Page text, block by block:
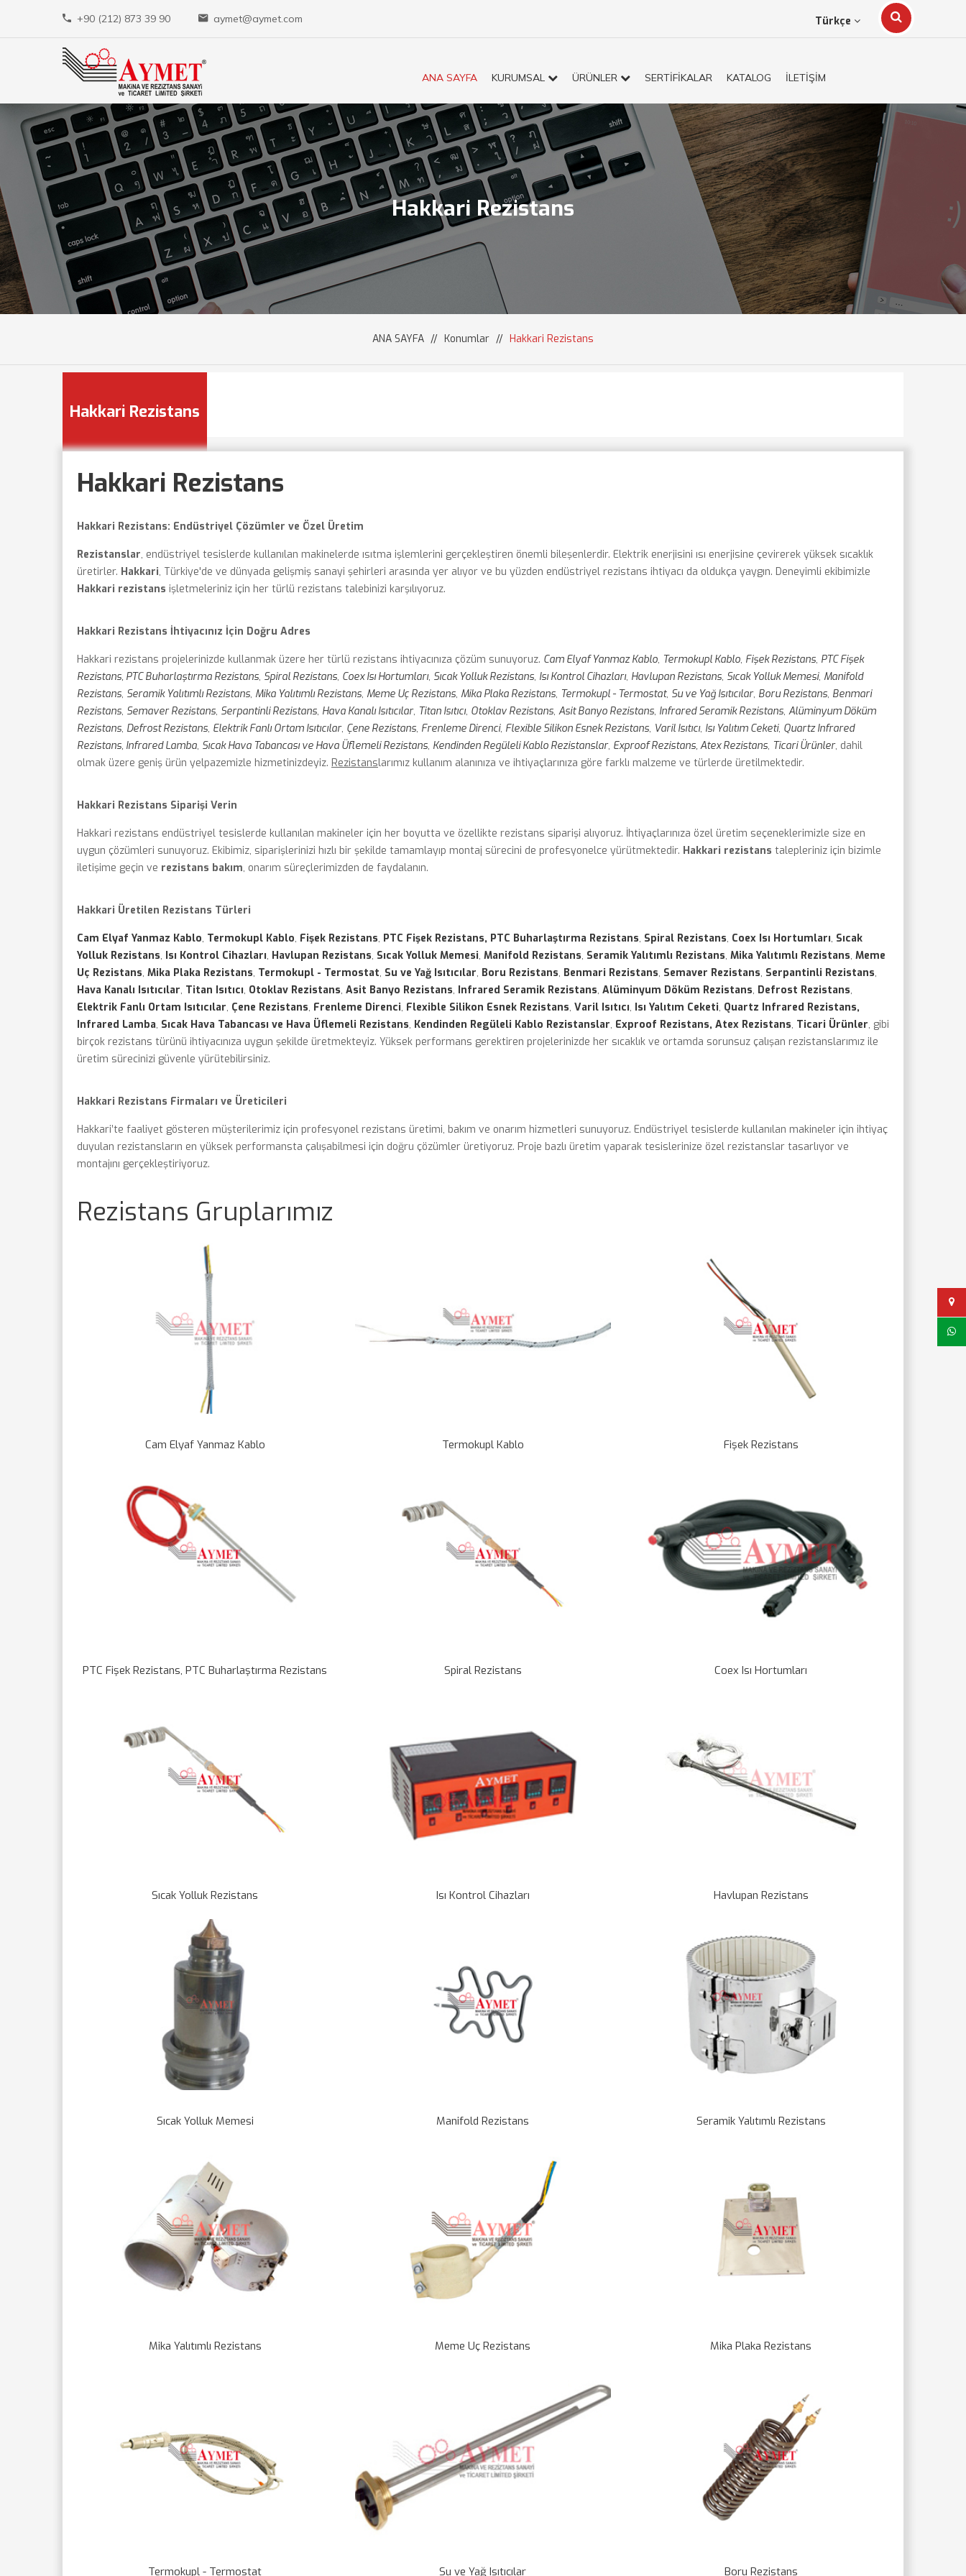
+90 (212) 873 39 90 aymet@aymet.com Türkçe
ANA SAYFA KURUMSAL ÜRÜNLER SERTİFİKALAR KATALOG İLETİŞİM
Hakkari Rezistans
ANA SAYFA // Konumlar // Hakkari Rezistans
Hakkari Rezistans
Hakkari Rezistans
Hakkari Rezistans: Endüstriyel Çözümler ve Özel Üretim
Rezistanslar, endüstriyel tesislerde kullanılan makinelerde ısıtma işlemlerini gerçekleştiren önemli bileşenlerdir. Elektrik enerjisini ısı enerjisine çevirerek yüksek sıcaklık
üretirler. Hakkari, Türkiye'de ve dünyada gelişmiş sanayi şehirleri arasında yer alıyor ve bu yüzden endüstriyel rezistans ihtiyacı da oldukça yaygın. Deneyimli ekibimizle
Hakkari rezistans işletmeleriniz için her türlü rezistans talebinizi karşılıyoruz.
Hakkari Rezistans İhtiyacınız İçin Doğru Adres
Hakkari rezistans projelerinizde kullanmak üzere her türlü rezistans ihtiyacınıza çözüm sunuyoruz. Cam Elyaf Yanmaz Kablo, Termokupl Kablo, Fişek Rezistans, PTC Fişek
Rezistans, PTC Buharlaştırma Rezistans, Spiral Rezistans, Coex Isı Hortumları, Sıcak Yolluk Rezistans, Isı Kontrol Cihazları, Havlupan Rezistans, Sıcak Yolluk Memesi, Manifold
Rezistans, Seramik Yalıtımlı Rezistans, Mika Yalıtımlı Rezistans, Meme Uç Rezistans, Mika Plaka Rezistans, Termokupl - Termostat, Su ve Yağ Isıtıcılar, Boru Rezistans, Benmari
Rezistans, Semaver Rezistans, Serpantinli Rezistans, Hava Kanalı Isıtıcılar, Titan Isıtıcı, Otoklav Rezistans, Asit Banyo Rezistans, Infrared Seramik Rezistans, Alüminyum Döküm
Rezistans, Defrost Rezistans, Elektrik Fanlı Ortam Isıtıcılar, Çene Rezistans, Frenleme Direnci, Flexible Silikon Esnek Rezistans, Varil Isıtıcı, Isı Yalıtım Ceketi, Quartz Infrared
Rezistans, Infrared Lamba, Sıcak Hava Tabancası ve Hava Üflemeli Rezistans, Kendinden Regüleli Kablo Rezistanslar, Exproof Rezistans, Atex Rezistans, Ticari Ürünler, dahil
olmak üzere geniş ürün yelpazemizle hizmetinizdeyiz. Rezistanslarımız kullanım alanınıza ve ihtiyaçlarınıza göre farklı malzeme ve türlerde üretilmektedir.
Hakkari Rezistans Siparişi Verin
Hakkari rezistans endüstriyel tesislerde kullanılan makineler için her boyutta ve özellikte rezistans siparişi alıyoruz. İhtiyaçlarınıza özel üretim seçeneklerimizle size en
uygun çözümleri sunuyoruz. Ekibimiz, siparişlerinizi hızlı bir şekilde tamamlayıp montaj sürecini de profesyonelce yürütmektedir. Hakkari rezistans talepleriniz için bizimle
iletişime geçin ve rezistans bakım, onarım süreçlerimizden de faydalanın.
Hakkari Üretilen Rezistans Türleri
Cam Elyaf Yanmaz Kablo, Termokupl Kablo, Fişek Rezistans, PTC Fişek Rezistans, PTC Buharlaştırma Rezistans, Spiral Rezistans, Coex Isı Hortumları, Sıcak
Yolluk Rezistans, Isı Kontrol Cihazları, Havlupan Rezistans, Sıcak Yolluk Memesi, Manifold Rezistans, Seramik Yalıtımlı Rezistans, Mika Yalıtımlı Rezistans, Meme
Uç Rezistans, Mika Plaka Rezistans, Termokupl - Termostat, Su ve Yağ Isıtıcılar, Boru Rezistans, Benmari Rezistans, Semaver Rezistans, Serpantinli Rezistans,
Hava Kanalı Isıtıcılar, Titan Isıtıcı, Otoklav Rezistans, Asit Banyo Rezistans, Infrared Seramik Rezistans, Alüminyum Döküm Rezistans, Defrost Rezistans,
Elektrik Fanlı Ortam Isıtıcılar, Çene Rezistans, Frenleme Direnci, Flexible Silikon Esnek Rezistans, Varil Isıtıcı, Isı Yalıtım Ceketi, Quartz Infrared Rezistans,
Infrared Lamba, Sıcak Hava Tabancası ve Hava Üflemeli Rezistans, Kendinden Regüleli Kablo Rezistanslar, Exproof Rezistans, Atex Rezistans, Ticari Ürünler, gibi
birçok rezistans türünü ihtiyacınıza uygun şekilde üretmekteyiz. Yüksek performans gerektiren projelerinizde her sıcaklık ve ortamda sorunsuz çalışan rezistanslarımız ile
üretim sürecinizi güvenle yürütebilirsiniz.
Hakkari Rezistans Firmaları ve Üreticileri
Hakkari’te faaliyet gösteren müşterilerimiz için profesyonel rezistans üretimi, bakım ve onarım hizmetleri sunuyoruz. Endüstriyel tesislerde kullanılan makineler için ihtiyaç
duyulan rezistansların en yüksek performansta çalışabilmesi için doğru çözümler üretiyoruz. Proje bazlı üretim yaparak tesislerinize özel rezistanslar tasarlıyor ve
montajını gerçekleştiriyoruz.
Rezistans Gruplarımız
Cam Elyaf Yanmaz Kablo Termokupl Kablo Fişek Rezistans
PTC Fişek Rezistans, PTC Buharlaştırma Rezistans Spiral Rezistans Coex Isı Hortumları
Sıcak Yolluk Rezistans Isı Kontrol Cihazları Havlupan Rezistans
Sıcak Yolluk Memesi Manifold Rezistans Seramik Yalıtımlı Rezistans
Mika Yalıtımlı Rezistans Meme Uç Rezistans Mika Plaka Rezistans
Termokupl - Termostat Su ve Yağ Isıtıcılar Boru Rezistans